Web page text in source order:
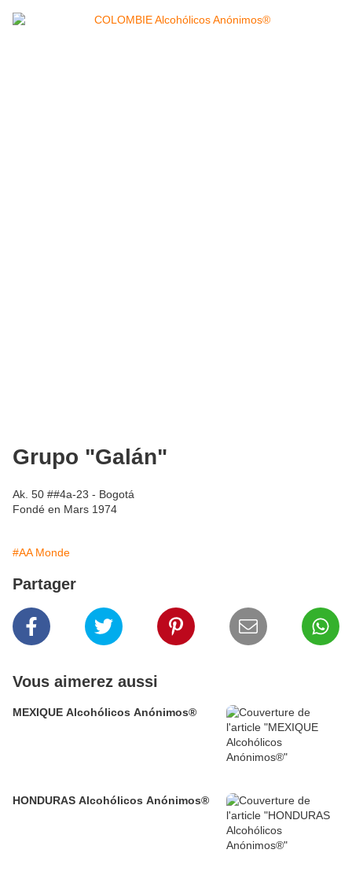
Grupo "Galán"
Ak. 50 ##4a-23 - Bogotá
Fondé en Mars 1974
#AA Monde
Partager
Vous aimerez aussi
MEXIQUE Alcohólicos Anónimos®
HONDURAS Alcohólicos Anónimos®